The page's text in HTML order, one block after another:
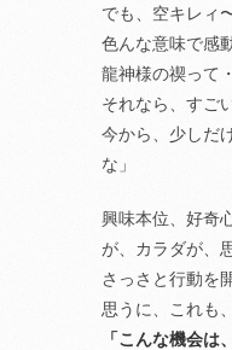
でも、空キレィ〜
色んな意味で感
龍神様の禊って
それなら、すご
今から、少しだ
な」
興味本位、好奇
が、カラダが、
さっさと行動を
思うに、これも
「こんな機会は